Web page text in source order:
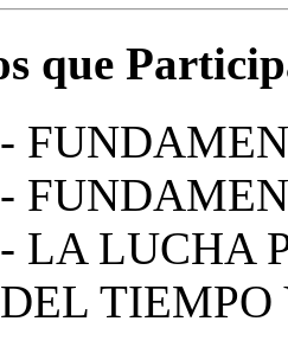
que
LA LUCHA
TIEMPO